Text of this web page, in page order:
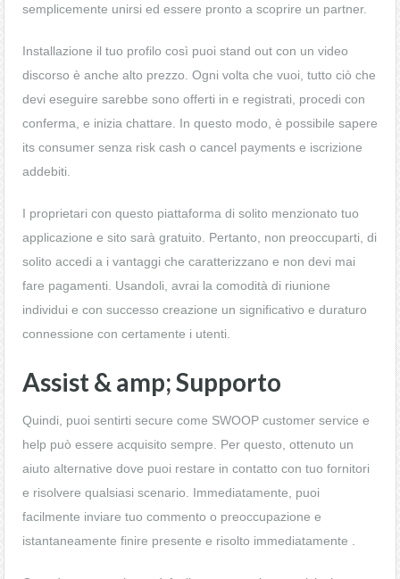
semplicemente unirsi ed essere pronto a scoprire un partner.
Installazione il tuo profilo così puoi stand out con un video
discorso è anche alto prezzo. Ogni volta che vuoi, tutto ciò che
devi eseguire sarebbe sono offerti in e registrati, procedi con
conferma, e inizia chattare. In questo modo, è possibile sapere
its consumer senza risk cash o cancel payments e iscrizione
addebiti.
I proprietari con questo piattaforma di solito menzionato tuo
applicazione e sito sarà gratuito. Pertanto, non preoccuparti, di
solito accedi a i vantaggi che caratterizzano e non devi mai
fare pagamenti. Usandoli, avrai la comodità di riunione
individui e con successo creazione un significativo e duraturo
connessione con certamente i utenti.
Assist & amp; Supporto
Quindi, puoi sentirti secure come SWOOP customer service e
help può essere acquisito sempre. Per questo, ottenuto un
aiuto alternative dove puoi restare in contatto con tuo fornitori
e risolvere qualsiasi scenario. Immediatamente, puoi
facilmente inviare tuo commento o preoccupazione e
istantaneamente finire presente e risolto immediatamente .